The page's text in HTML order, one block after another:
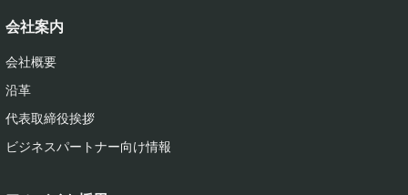
会社案内
会社概要
沿革
代表取締役挨拶
ビジネスパートナー向け情報